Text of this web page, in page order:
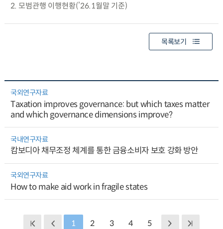
2. 모범관행 이행현황(’26.1월말 기준)
목록보기
국외연구자료
Taxation improves governance: but which taxes matter
and which governance dimensions improve?
국내연구자료
캄보디아 채무조정 체계를 통한 금융소비자 보호 강화 방안
국외연구자료
How to make aid work in fragile states
1 2 3 4 5